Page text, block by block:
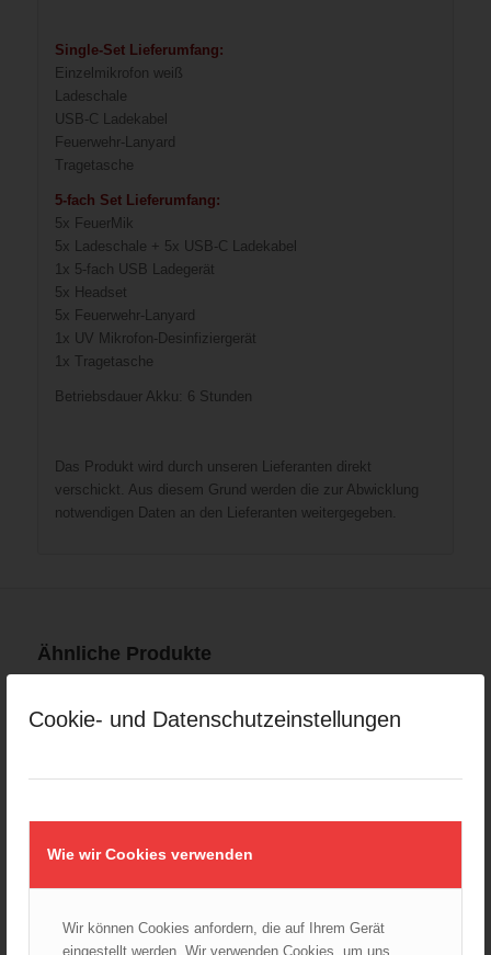
Cookie- und Datenschutzeinstellungen
Wie wir Cookies verwenden
Wir können Cookies anfordern, die auf Ihrem Gerät
eingestellt werden. Wir verwenden Cookies, um uns
Single-Set Lieferumfang:
Einzelmikrofon weiß
Ladeschale
USB-C Ladekabel
Feuerwehr-Lanyard
Tragetasche
5-fach Set Lieferumfang:
5x FeuerMik
5x Ladeschale + 5x USB-C Ladekabel
1x 5-fach USB Ladegerät
5x Headset
5x Feuerwehr-Lanyard
1x UV Mikrofon-Desinfiziergerät
1x Tragetasche
Betriebsdauer Akku: 6 Stunden
Das Produkt wird durch unseren Lieferanten direkt
verschickt. Aus diesem Grund werden die zur Abwicklung
notwendigen Daten an den Lieferanten weitergegeben.
Ähnliche Produkte